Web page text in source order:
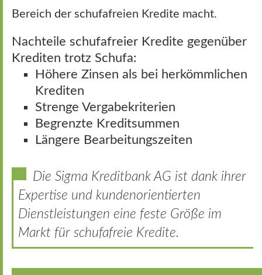
Bereich der schufafreien Kredite macht.
Nachteile schufafreier Kredite gegenüber
Krediten trotz Schufa:
Höhere Zinsen als bei herkömmlichen
Krediten
Strenge Vergabekriterien
Begrenzte Kreditsummen
Längere Bearbeitungszeiten
Die Sigma Kreditbank AG ist dank ihrer
Expertise und kundenorientierten
Dienstleistungen eine feste Größe im
Markt für schufafreie Kredite.